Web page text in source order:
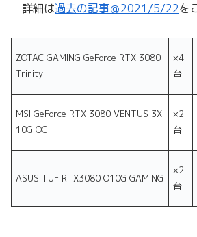
詳細は過去の記事＠2021/5/22を
ZOTAC GAMING GeForce RTX 3080
Trinity
×4
台
MSI GeForce RTX 3080 VENTUS 3X
10G OC
×2
台
ASUS TUF RTX3080 O10G GAMING
×2
台